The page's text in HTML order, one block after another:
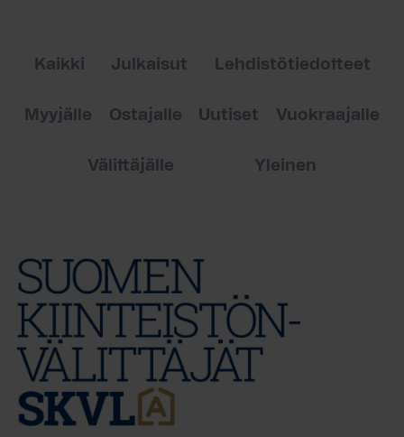
Kaikki Julkaisut Lehdistötiedotteet
Myyjälle Ostajalle Uutiset Vuokraajalle
Välittäjälle Yleinen